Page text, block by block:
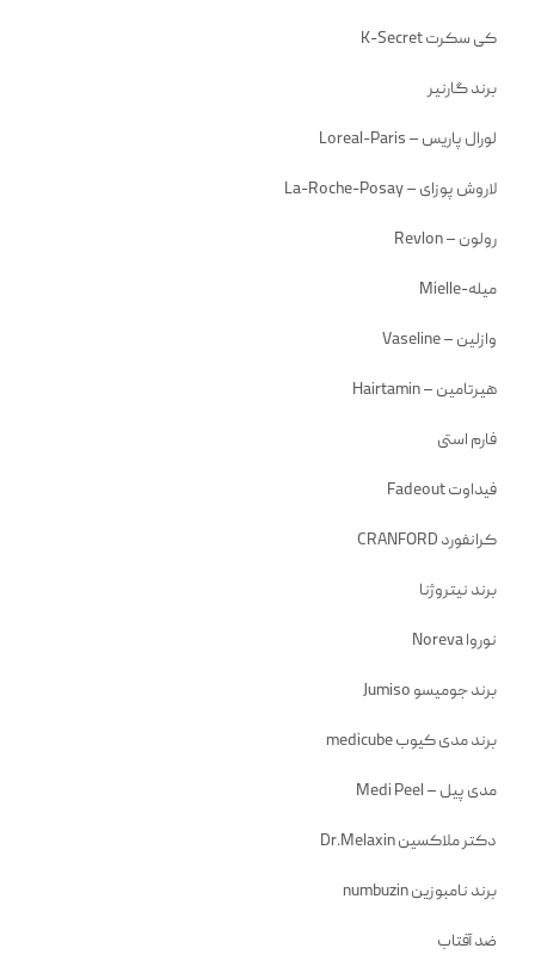
کی سکرت K-Secret
برند گارنیر
لورال پاریس – Loreal-Paris
لاروش پوزای – La-Roche-Posay
رولون – Revlon
میله-Mielle
وازلین – Vaseline
هیرتامین – Hairtamin
فارم استی
فیداوت Fadeout
کرانفورد CRANFORD
برند نیتروژنا
نوروا Noreva
برند جومیسو Jumiso
برند مدی کیوب medicube
مدی پیل – Medi Peel
دکتر ملاکسین Dr.Melaxin
برند نامبوزین numbuzin
ضد آفتاب